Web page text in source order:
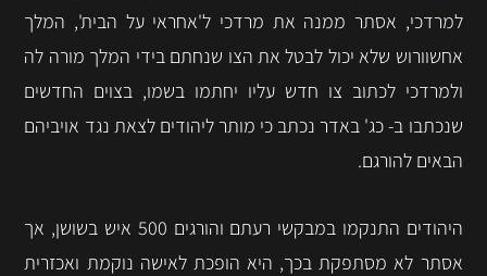
למרדכי, אסתר ממנה את מרדכי ל'אחראי על הבית', המלך
אחשוורוש שלא יכול לבטל את הצו שנחתם בידי המלך מורה לה
ולמרדכי לכתוב צו חדש עליו יחתמו בשמו, בצוים החדשים
שנכתבו ב- כג' באדר נכתב כי מותר ליהודים לצאת נגד אויביהם
הבאים להורגם.
היהודים התנקמו במבקשי רעתם והורגים 500 איש בשושן, אך
אסתר לא מסתפקת בכך, היא הופכת לאישה נוקמת ואכזרית